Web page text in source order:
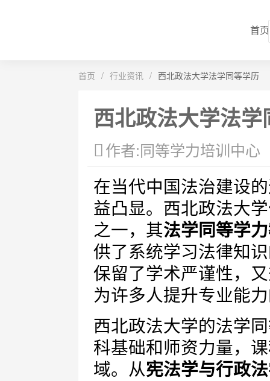
首页
首页 / 行业资讯 / 西北政法大学法学同等学历
西北政法大学法学
作者:同等学力培训中心
在当代中国法治建设
益凸显。西北政法大
之一，其法学同等学
供了系统学习法律知
保留了学术严谨性，
为许多人提升专业能
西北政法大学的法学
科基础和师资力量，
域。从宪法学与行政